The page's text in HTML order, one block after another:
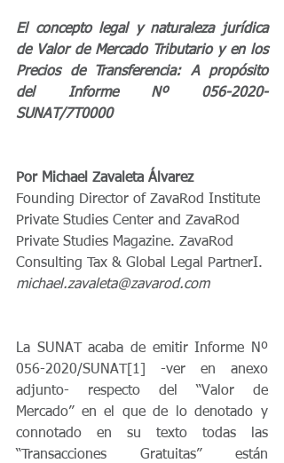
El concepto legal y naturaleza jurídica
de Valor de Mercado Tributario y en los
Precios de Transferencia: A propósito
del Informe Nº 056-2020-
SUNAT/7T0000
Por Michael Zavaleta Álvarez
Founding Director of ZavaRod Institute
Private Studies Center and ZavaRod
Private Studies Magazine. ZavaRod
Consulting Tax & Global Legal PartnerI.
michael.zavaleta@zavarod.com
La SUNAT acaba de emitir Informe Nº
056-2020/SUNAT[1] -ver en anexo
adjunto- respecto del “Valor de
Mercado” en el que de lo denotado y
connotado en su texto todas las
“Transacciones Gratuitas” están